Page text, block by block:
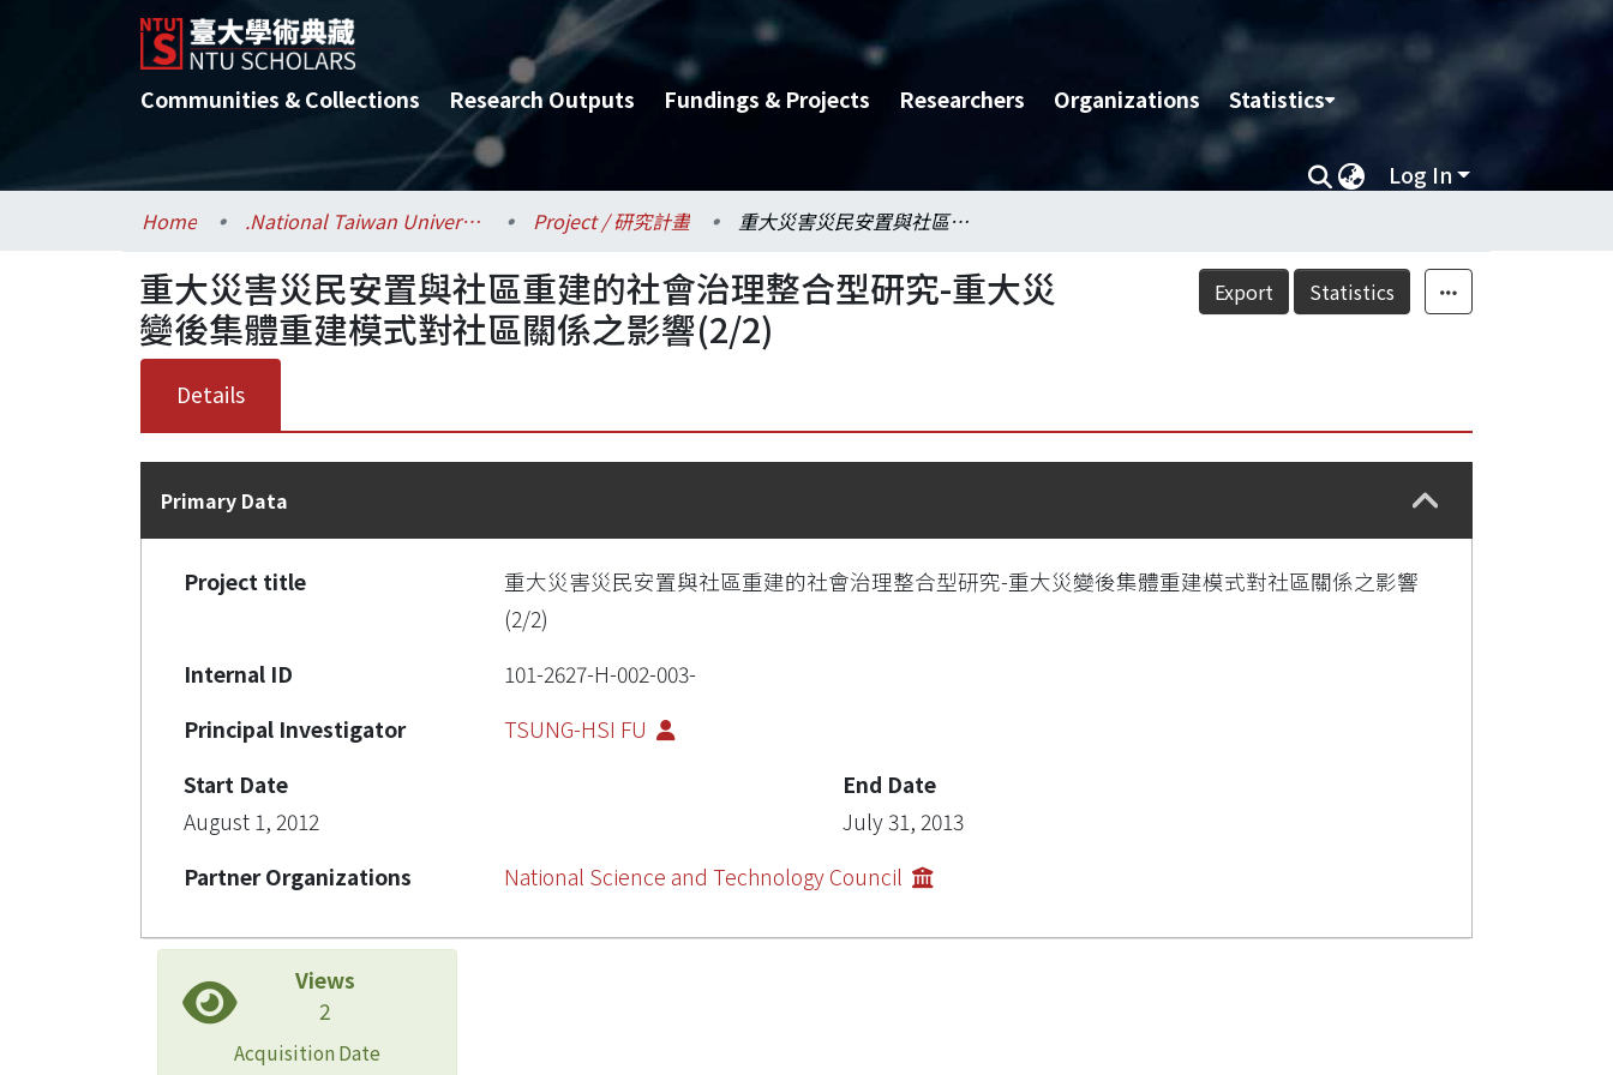
Communities & Collections Research Outputs Fundings & Projects Researchers Organizations Statistics
Log In
Home .National Taiwan University / 國立臺灣大學 Project / 研究計畫 重大災害災民安置與社區重建的社會治理整合型研究-重大災變後集體重建模式對社區關係之影響(2/2)
Export Statistics
重大災害災民安置與社區重建的社會治理整合型研究-重大災
變後集體重建模式對社區關係之影響(2/2)
Details
Primary Data
Project title
重大災害災民安置與社區重建的社會治理整合型研究-重大災變後集體重建模式對社區關係之影響
(2/2)
Internal ID
101-2627-H-002-003-
Principal Investigator
TSUNG-HSI FU
Start Date
August 1, 2012
End Date
July 31, 2013
Partner Organizations
National Science and Technology Council
Views
2
Acquisition Date